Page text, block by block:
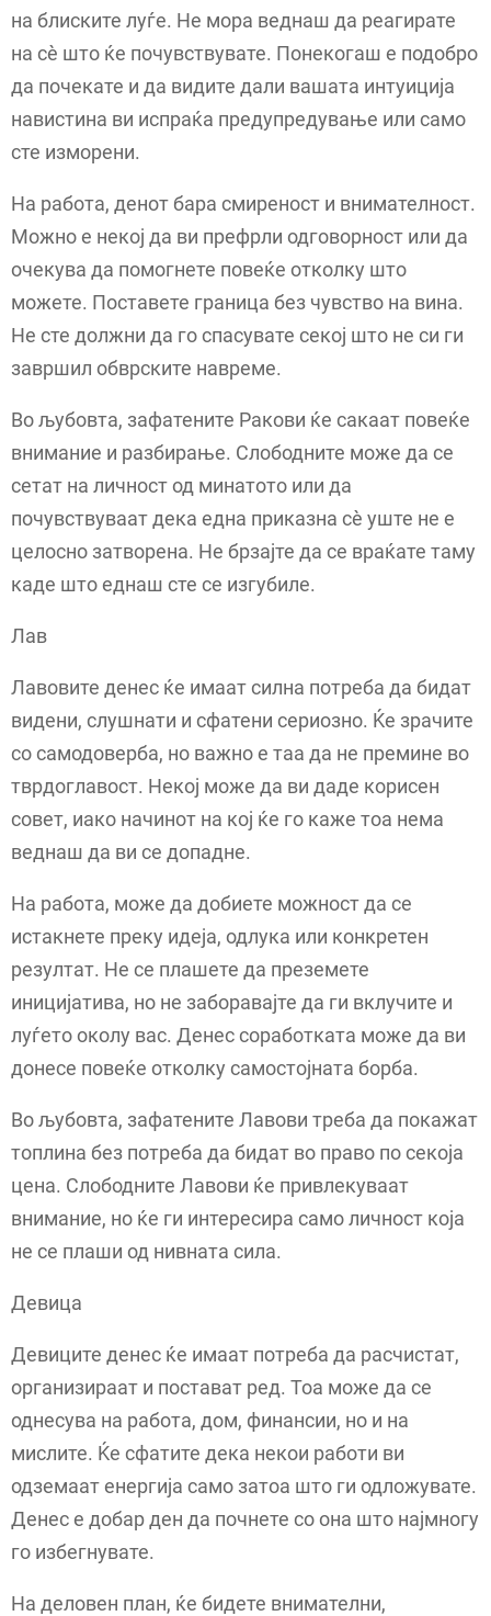
на блиските луѓе. Не мора веднаш да реагирате
на сè што ќе почувствувате. Понекогаш е подобро
да почекате и да видите дали вашата интуиција
навистина ви испраќа предупредување или само
сте изморени.
На работа, денот бара смиреност и внимателност.
Можно е некој да ви префрли одговорност или да
очекува да помогнете повеќе отколку што
можете. Поставете граница без чувство на вина.
Не сте должни да го спасувате секој што не си ги
завршил обврските навреме.
Во љубовта, зафатените Ракови ќе сакаат повеќе
внимание и разбирање. Слободните може да се
сетат на личност од минатото или да
почувствуваат дека една приказна сè уште не е
целосно затворена. Не брзајте да се враќате таму
каде што еднаш сте се изгубиле.
Лав
Лавовите денес ќе имаат силна потреба да бидат
видени, слушнати и сфатени сериозно. Ќе зрачите
со самодоверба, но важно е таа да не премине во
тврдоглавост. Некој може да ви даде корисен
совет, иако начинот на кој ќе го каже тоа нема
веднаш да ви се допадне.
На работа, може да добиете можност да се
истакнете преку идеја, одлука или конкретен
резултат. Не се плашете да преземете
иницијатива, но не заборавајте да ги вклучите и
луѓето околу вас. Денес соработката може да ви
донесе повеќе отколку самостојната борба.
Во љубовта, зафатените Лавови треба да покажат
топлина без потреба да бидат во право по секоја
цена. Слободните Лавови ќе привлекуваат
внимание, но ќе ги интересира само личност која
не се плаши од нивната сила.
Девица
Девиците денес ќе имаат потреба да расчистат,
организираат и постават ред. Тоа може да се
однесува на работа, дом, финансии, но и на
мислите. Ќе сфатите дека некои работи ви
одземаат енергија само затоа што ги одложувате.
Денес е добар ден да почнете со она што најмногу
го избегнувате.
На деловен план, ќе бидете внимателни,